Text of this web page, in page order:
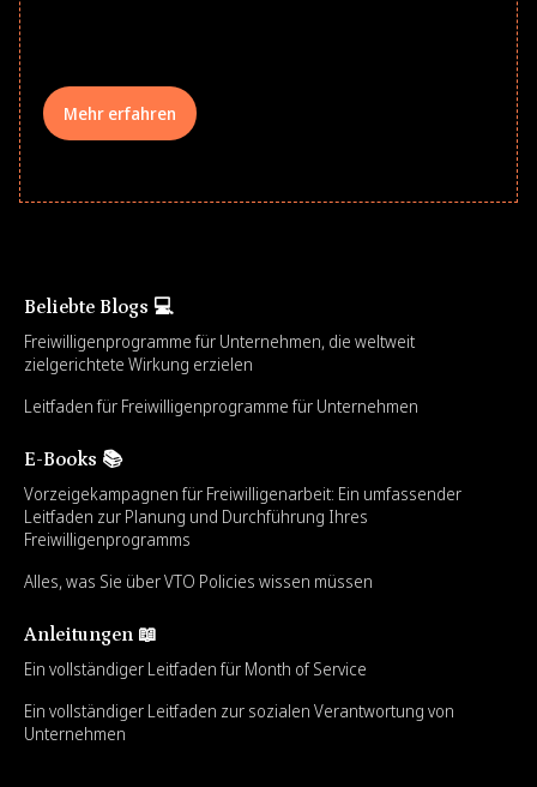
Mehr erfahren
Beliebte Blogs 💻
Freiwilligenprogramme für Unternehmen, die weltweit
zielgerichtete Wirkung erzielen
Leitfaden für Freiwilligenprogramme für Unternehmen
E-Books 📚
Vorzeigekampagnen für Freiwilligenarbeit: Ein umfassender
Leitfaden zur Planung und Durchführung Ihres
Freiwilligenprogramms
Alles, was Sie über VTO Policies wissen müssen
Anleitungen 📖
Ein vollständiger Leitfaden für Month of Service
Ein vollständiger Leitfaden zur sozialen Verantwortung von
Unternehmen